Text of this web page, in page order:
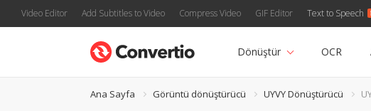
Video Editor Add Subtitles to Video Compress Video GIF Editor Text to Speech
Dönüştür OCR
Ana Sayfa Görüntü dönüştürücü UYVY Dönüştürücü